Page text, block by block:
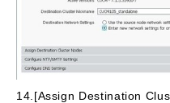
14.[Assign Destination